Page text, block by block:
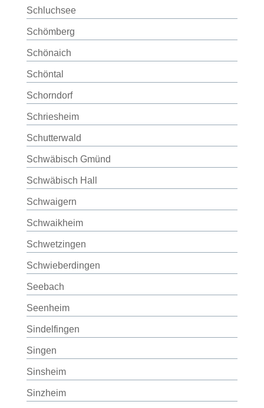
Schluchsee
Schömberg
Schönaich
Schöntal
Schorndorf
Schriesheim
Schutterwald
Schwäbisch Gmünd
Schwäbisch Hall
Schwaigern
Schwaikheim
Schwetzingen
Schwieberdingen
Seebach
Seenheim
Sindelfingen
Singen
Sinsheim
Sinzheim